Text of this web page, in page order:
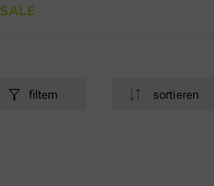
SALE
filtern sortieren